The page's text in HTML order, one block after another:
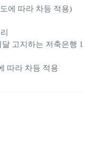
에 따라 차등 적용)
고지하는 저축은행 1
따라 차등 적용